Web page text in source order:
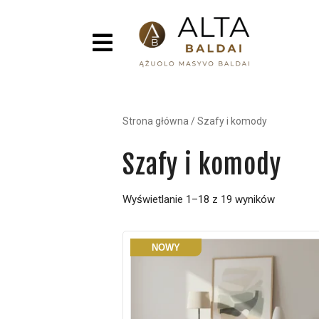
Strona główna /Szafy i komody
Szafy i komody
Wyświetlanie 1–18 z 19 wyników
NOWY